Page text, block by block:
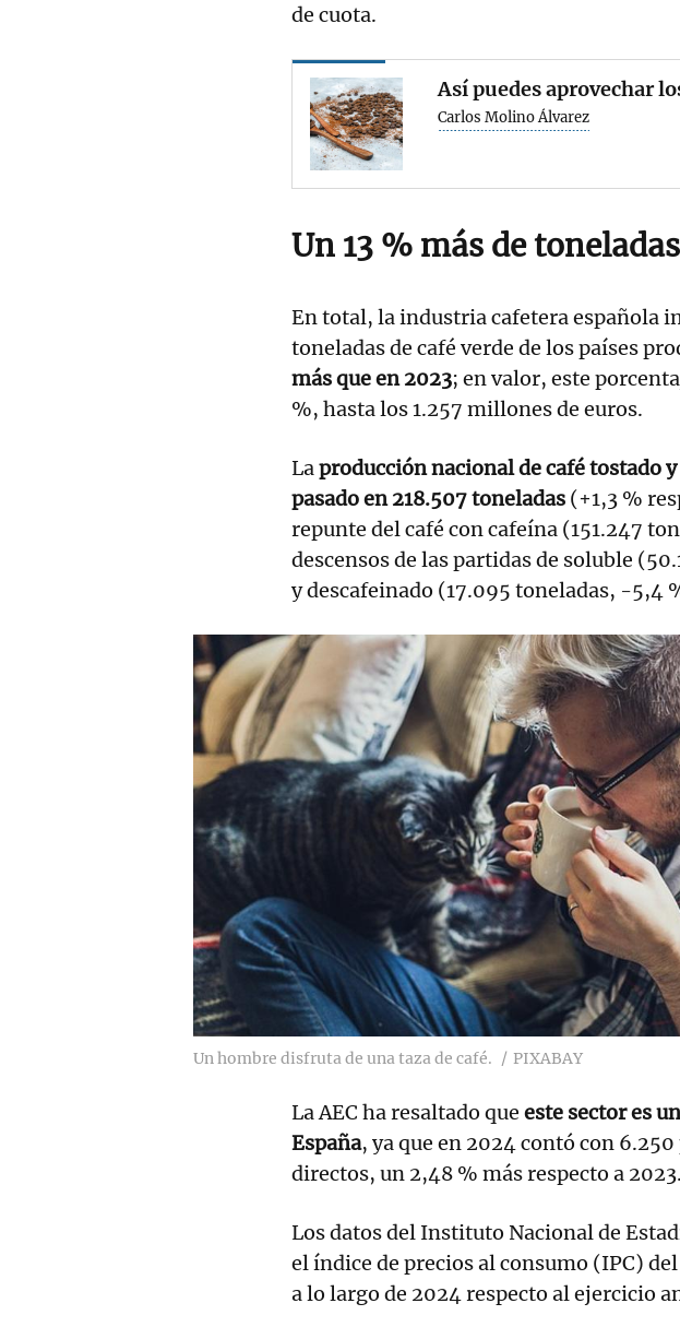
de cuota.
Así puedes aprovechar
Carlos Molino Álvarez
Un 13 % más de
En total, la industria cafetera española
toneladas de café verde de los países
más que en 2023; en valor, este
%, hasta los 1.257 millones de euros.
Laproducción nacional de café tostado
pasado en 218.507 toneladas (+1,3 %
repunte del café con cafeína (151.247
descensos de las partidas de soluble
y descafeinado (17.095 toneladas, -5,4
Un hombre disfruta de una taza de café. PIXABAY
La AEC ha resaltado que este sector es
España, ya que en 2024 contó con
directos, un 2,48 % más respecto a 2023.
Los datos del Instituto Nacional de
el índice de precios al consumo (IPC)
a lo largo de 2024 respecto al ejercicio